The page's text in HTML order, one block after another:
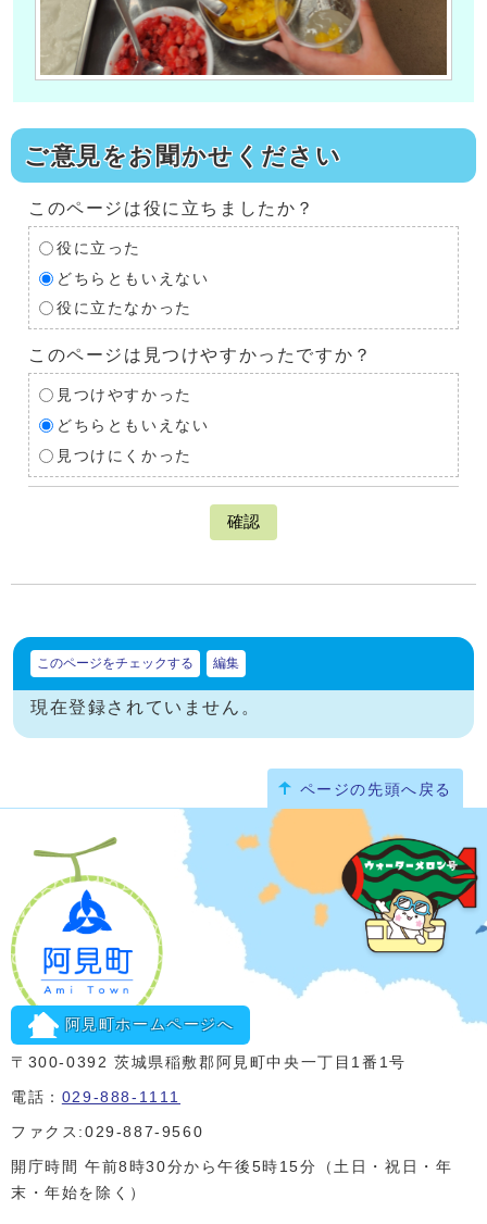
ご意見をお聞かせください
このページは役に立ちましたか？
役に立った
どちらともいえない
役に立たなかった
このページは見つけやすかったですか？
見つけやすかった
どちらともいえない
見つけにくかった
確認
このページをチェックする 編集
現在登録されていません。
ページの先頭へ戻る
阿見町ホームページへ
〒300-0392 茨城県稲敷郡阿見町中央一丁目1番1号
電話： 029-888-1111
ファクス:029-887-9560
開庁時間 午前8時30分から午後5時15分（土日・祝日・年
末・年始を除く）